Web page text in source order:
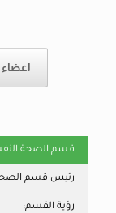
قسم الصحة
رئيس قسم
رؤية القسم: